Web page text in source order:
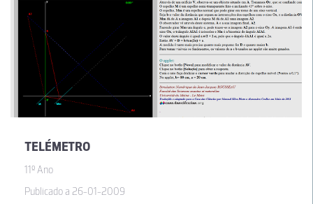
TELÉMETRO
11º Ano
Publicado a 26-01-2009